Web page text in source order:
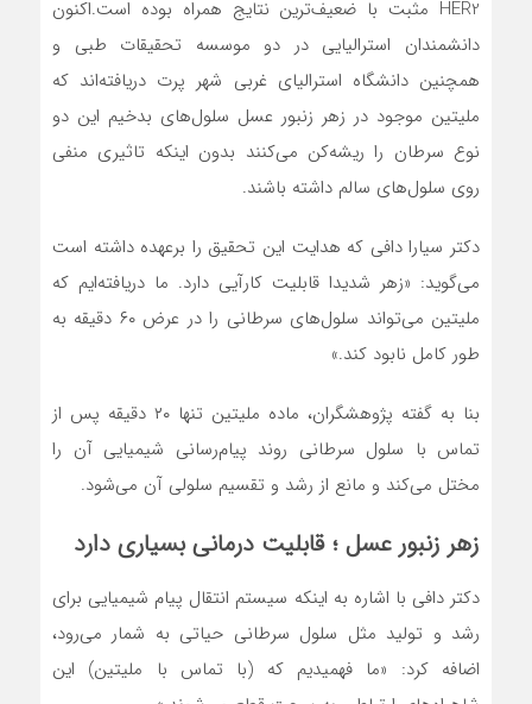
HER2 مثبت با ضعیف‌ترین نتایج همراه بوده است.اکنون
دانشمندان استرالیایی در دو موسسه تحقیقات طبی و
همچنین دانشگاه استرالیای غربی شهر پرت دریافته‌اند که
ملیتین موجود در زهر زنبور عسل سلول‌های بدخیم این دو
نوع سرطان را ریشه‌کن می‌کنند بدون اینکه تاثیری منفی
روی سلول‌های سالم داشته باشند.
دکتر سیارا دافی که هدایت این تحقیق را برعهده داشته است
می‌گوید: «زهر شدیدا قابلیت کارآیی دارد. ما دریافته‌ایم که
ملیتین می‌تواند سلول‌های سرطانی را در عرض ۶۰ دقیقه به
طور کامل نابود کند.»
بنا به گفته پژوهشگران، ماده ملیتین تنها ۲۰ دقیقه پس از
تماس با سلول سرطانی روند پیام‌رسانی شیمیایی آن را
مختل می‌کند و مانع از رشد و تقسیم سلولی آن می‌شود.
زهر زنبور عسل ؛ قابلیت درمانی بسیاری دارد
دکتر دافی با اشاره به اینکه سیستم انتقال پیام شیمیایی برای
رشد و تولید مثل سلول سرطانی حیاتی به شمار می‌رود،
اضافه کرد: «ما فهمیدیم که (با تماس با ملیتین) این